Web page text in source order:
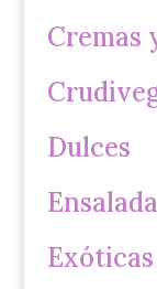
Cremas
Dulces
Exóticas